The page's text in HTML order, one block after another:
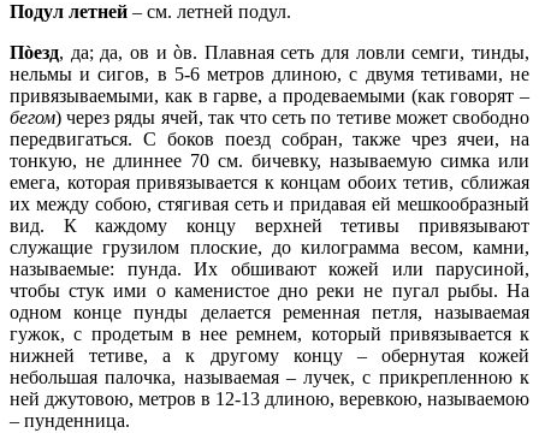
Подул летней – см. летней подул.
Пòезд, да; да, ов и òв. Плавная сеть для ловли семги, тинды,
нельмы и сигов, в 5‑6 метров длиною, с двумя тетивами, не
привязываемыми, как в гарве, а продеваемыми (как говорят –
бегом) через ряды ячей, так что сеть по тетиве может свободно
передвигаться. С боков поезд собран, также чрез ячеи, на
тонкую, не длиннее 70 см. бичевку, называемую симка или
емега, которая привязывается к концам обоих тетив, сближая
их между собою, стягивая сеть и придавая ей мешкообразный
вид. К каждому концу верхней тетивы привязывают
служащие грузилом плоские, до килограмма весом, камни,
называемые: пунда. Их обшивают кожей или парусиной,
чтобы стук ими о каменистое дно реки не пугал рыбы. На
одном конце пунды делается ременная петля, называемая
гужок, с продетым в нее ремнем, который привязывается к
нижней тетиве, а к другому концу – обернутая кожей
небольшая палочка, называемая – лучек, с прикрепленною к
ней джутовою, метров в 12‑13 длиною, веревкою, называемою
– пунденница.